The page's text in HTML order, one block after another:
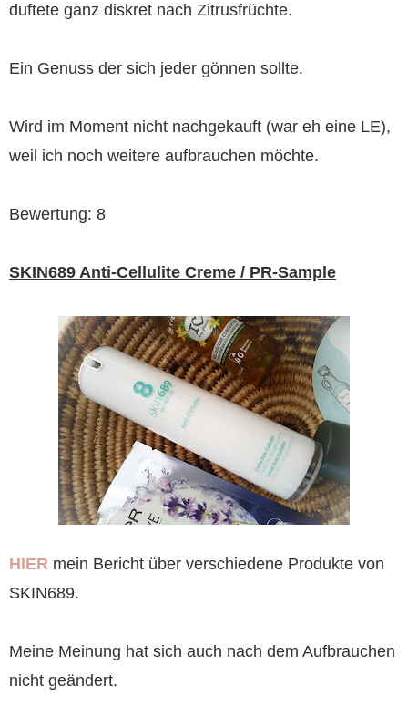
duftete ganz diskret nach Zitrusfrüchte.
Ein Genuss der sich jeder gönnen sollte.
Wird im Moment nicht nachgekauft (war eh eine LE),
weil ich noch weitere aufbrauchen möchte.
Bewertung: 8
SKIN689 Anti-Cellulite Creme / PR-Sample
HIER mein Bericht über verschiedene Produkte von
SKIN689.
Meine Meinung hat sich auch nach dem Aufbrauchen
nicht geändert.